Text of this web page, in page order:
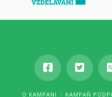
O KAMPANI KAMPAŇ